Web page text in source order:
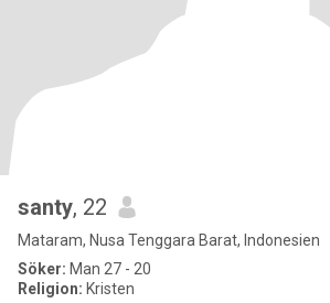
santy, 22
Mataram, Nusa Tenggara Barat, Indonesien
Söker: Man 27 - 20
Religion: Kristen